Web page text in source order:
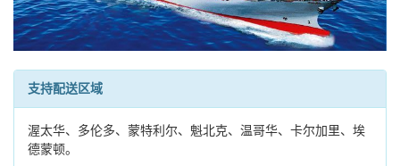
支持配送区域
渥太华、多伦多、蒙特利尔、魁北克、温哥华、卡尔加里、埃
德蒙顿。